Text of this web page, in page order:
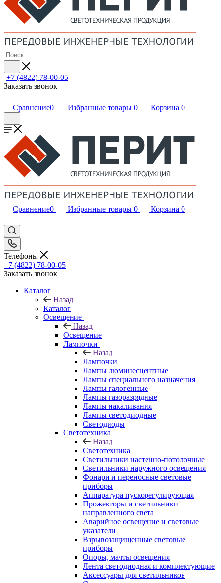
+7 (4822) 78-00-05
Заказать звонок
Сравнение0 Избранные товары 0 Корзина 0
Сравнение0 Избранные товары 0 Корзина 0
Телефоны
+7 (4822) 78-00-05
Заказать звонок
Каталог
Назад
Каталог
Освещение
Назад
Освещение
Лампочки
Назад
Лампочки
Лампы люминесцентные
Лампы специального назначения
Лампы галогенные
Лампы газоразрядные
Лампы накаливания
Лампы светодиодные
Светодиоды
Светотехника
Назад
Светотехника
Светильники настенно-потолочные
Светильники наружного освещения
Фонари и переносные световые
приборы
Аппаратура пускорегулирующая
Прожекторы и светильники
направленного света
Аварийное освещение и световые
указатели
Взрывозащищенные световые
приборы
Опоры, мачты освещения
Лента светодиодная и комплектующие
Аксессуары для светильников